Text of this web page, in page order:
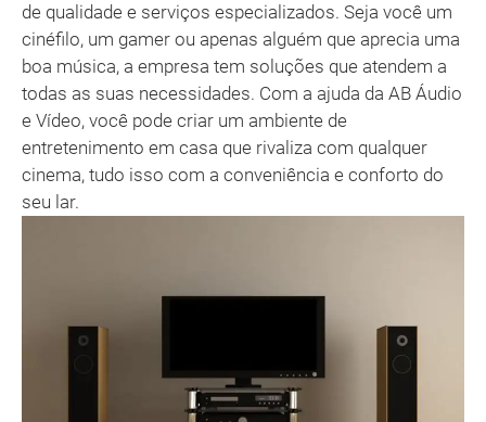
de qualidade e serviços especializados. Seja você um
cinéfilo, um gamer ou apenas alguém que aprecia uma
boa música, a empresa tem soluções que atendem a
todas as suas necessidades. Com a ajuda da AB Áudio
e Vídeo, você pode criar um ambiente de
entretenimento em casa que rivaliza com qualquer
cinema, tudo isso com a conveniência e conforto do
seu lar.